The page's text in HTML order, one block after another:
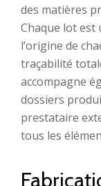
des matières
Chaque lot est
l’origine de
traçabilité
accompagne
dossiers
prestataire
tous les